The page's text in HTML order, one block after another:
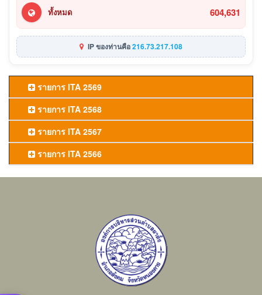
ทั้งหมด 604,631
IP ของท่านคือ216.73.217.108
รายการ ITA 2569
รายการ ITA 2568
รายการ ITA 2567
รายการ ITA 2566